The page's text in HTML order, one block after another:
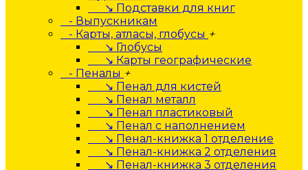
↘ Подставки для книг
- Выпускникам
- Карты, атласы, глобусы +
↘ Глобусы
↘ Карты географические
- Пеналы +
↘ Пенал для кистей
↘ Пенал металл
↘ Пенал пластиковый
↘ Пенал с наполнением
↘ Пенал-книжка 1 отделение
↘ Пенал-книжка 2 отделения
↘ Пенал-книжка 3 отделения